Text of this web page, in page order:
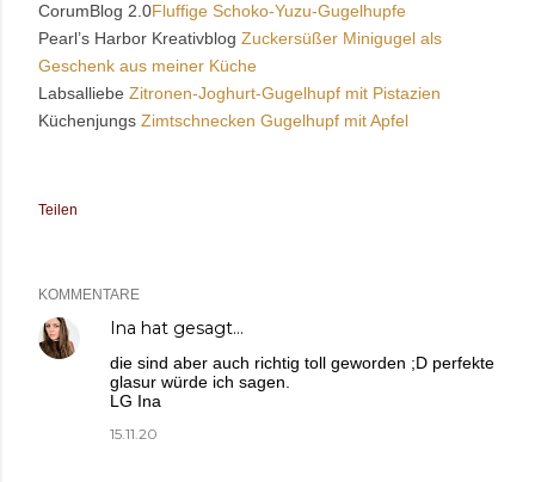
CorumBlog 2.0Fluffige Schoko-Yuzu-Gugelhupfe
Pearl’s Harbor Kreativblog Zuckersüßer Minigugel als
Geschenk aus meiner Küche
Labsalliebe Zitronen-Joghurt-Gugelhupf mit Pistazien
Küchenjungs Zimtschnecken Gugelhupf mit Apfel
Teilen
KOMMENTARE
Ina hat gesagt…
die sind aber auch richtig toll geworden ;D perfekte
glasur würde ich sagen.
LG Ina
15.11.20